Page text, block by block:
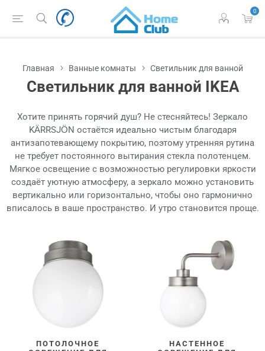
0
Главная Ванные комнаты Светильник для ванной
Светильник для ванной IKEA
Хотите принять горячий душ? Не стесняйтесь! Зеркало
KÄRRSJÖN остаётся идеально чистым благодаря
антизапотевающему покрытию, поэтому утренняя рутина
не требует постоянного вытирания стекла полотенцем.
Мягкое освещение с возможностью регулировки яркости
создаёт уютную атмосферу, а зеркало можно установить
вертикально или горизонтально, чтобы оно гармонично
вписалось в ваше пространство. И утро становится проще.
ПОТОЛОЧНОЕ
НАСТЕННОЕ